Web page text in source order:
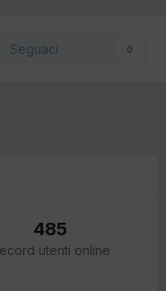
Seguaci 0
485
utenti online